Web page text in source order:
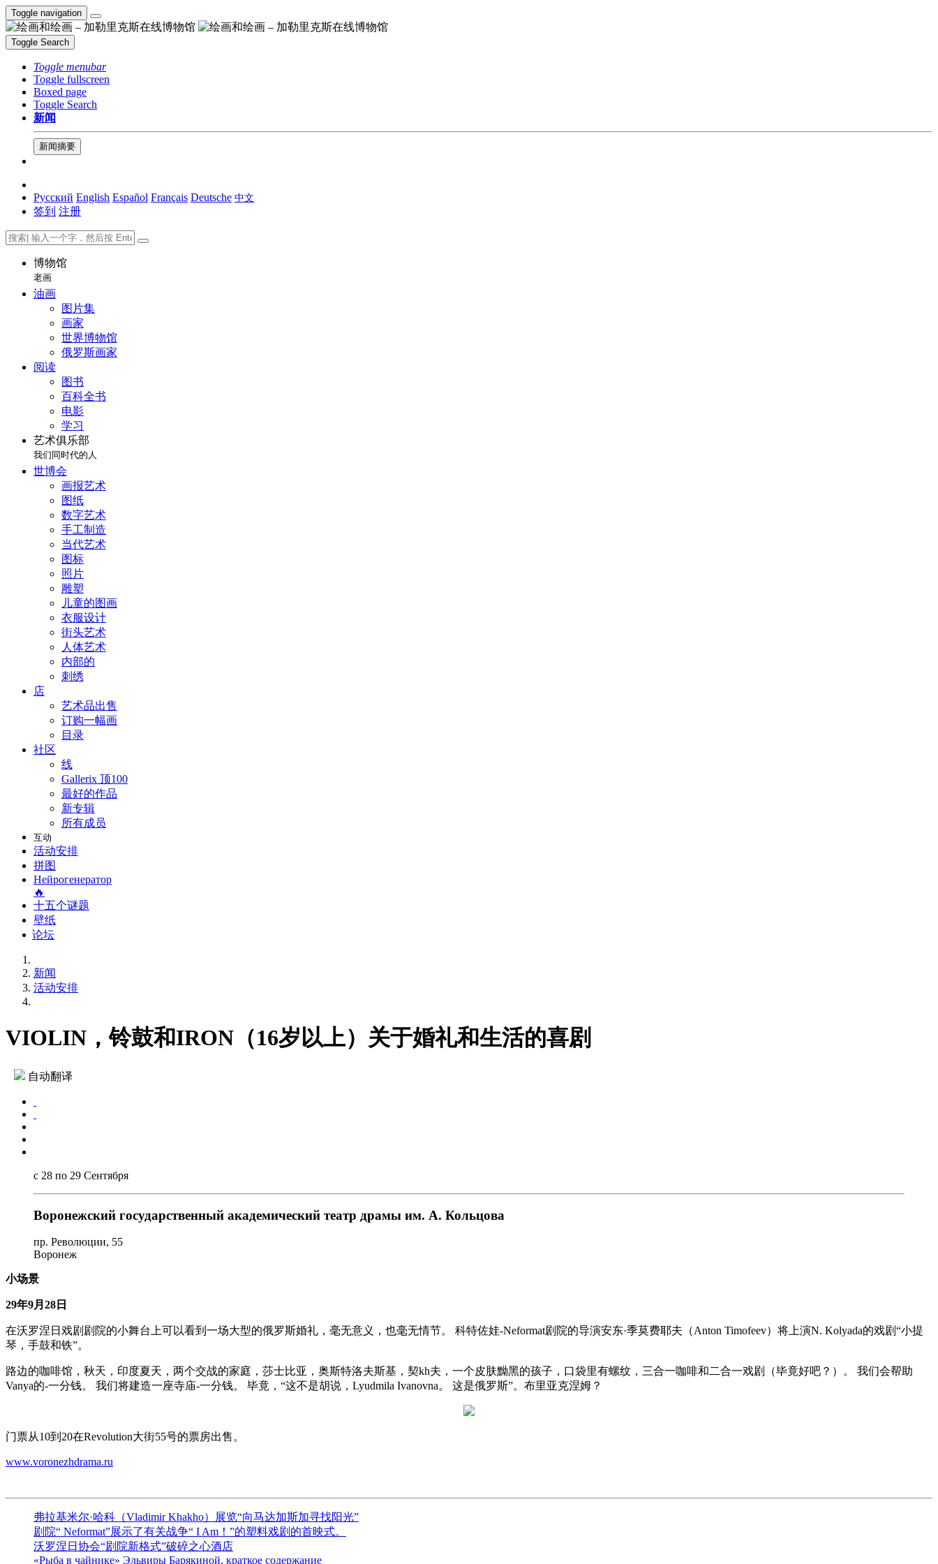
Toggle navigation
Toggle Search
Toggle menubar
Toggle fullscreen
Boxed page
Toggle Search
新闻
新闻摘要
Русский English Español Français Deutsche 中文
签到 注册
博物馆
老画
油画
图片集
画家
世界博物馆
俄罗斯画家
阅读
图书
百科全书
电影
学习
艺术俱乐部
我们同时代的人
世博会
画报艺术
图纸
数字艺术
手工制造
当代艺术
图标
照片
雕塑
儿童的图画
衣服设计
街头艺术
人体艺术
内部的
刺绣
店
艺术品出售
订购一幅画
目录
社区
线
Gallerix 顶100
最好的作品
新专辑
所有成员
互动
活动安排
拼图
Нейрогенератор
🔥
十五个谜题
壁纸
论坛
新闻
活动安排
VIOLIN，铃鼓和IRON（16岁以上）关于婚礼和生活的喜剧
自动翻译
с 28 по 29 Сентября
Воронежский государственный академический театр драмы им. А. Кольцова
пр. Революции, 55
Воронеж
小场景
29年9月28日
在沃罗涅日戏剧剧院的小舞台上可以看到一场大型的俄罗斯婚礼，毫无意义，也毫无情节。 科特佐娃-Neformat剧院的导演安东·季莫费耶夫（Anton Timofeev）将上演N. Kolyada的戏剧“小提
琴，手鼓和铁”。
路边的咖啡馆，秋天，印度夏天，两个交战的家庭，莎士比亚，奥斯特洛夫斯基，契kh夫，一个皮肤黝黑的孩子，口袋里有螺纹，三合一咖啡和二合一戏剧（毕竟好吧？）。 我们会帮助
Vanya的-一分钱。 我们将建造一座寺庙-一分钱。 毕竟，“这不是胡说，Lyudmila Ivanovna。 这是俄罗斯”。布里亚克涅姆？
门票从10到20在Revolution大街55号的票房出售。
www.voronezhdrama.ru
弗拉基米尔·哈科（Vladimir Khakho）展览“向马达加斯加寻找阳光”
剧院“ Neformat”展示了有关战争“ I Am！”的塑料戏剧的首映式。
沃罗涅日协会“剧院新格式”破碎之心酒店
«Рыба в чайнике» Эльвиры Барякиной, краткое содержание